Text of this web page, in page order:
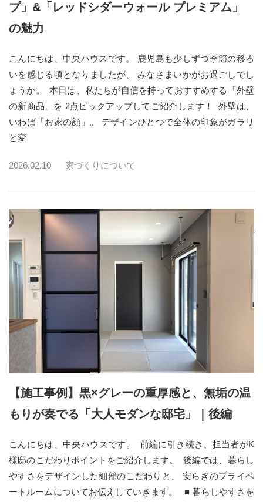
プ」&「レッドシダーウォール プレミアム」
の魅力
こんにちは、中央ハウスです。 鹿児島も少しずつ季節の移ろ
いを感じる頃となりましたが、 みなさまいかがお過ごしでし
ょうか。 本日は、私たちが自信を持っておすすめする「外壁
の新商品」を 2点ピックアップしてご紹介します！ 外壁は、
いわば「お家の顔」。 デザインひとつで全体の印象がガラリ
と変
2026.02.10 家づくりについて
【施工事例】黒×グレーの重厚感と、無垢の温
もりが奏でる「大人モダンな邸宅」｜後編
こんにちは、中央ハウスです。 前編に引き続き、担当者がK
様邸のこだわりポイントをご紹介します。 後編では、暮らし
やすさをデザインした細部のこだわりと、 安らぎのプライベ
ートルームについてお伝えしていきます。 ■ 暮らしやすさを